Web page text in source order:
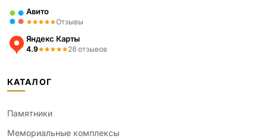
Авито
Отзывы
Яндекс Карты
4.9 28 отзывов
КАТАЛОГ
Памятники
Мемориальные комплексы